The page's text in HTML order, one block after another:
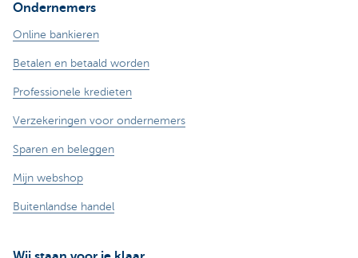
Ondernemers
Online bankieren
Betalen en betaald worden
Professionele kredieten
Verzekeringen voor ondernemers
Sparen en beleggen
Mijn webshop
Buitenlandse handel